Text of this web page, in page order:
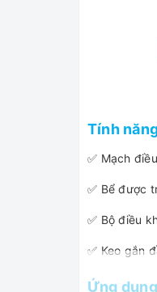
Tính
✅ Mạch
✅ Bể được
✅ Bộ điều
✅ Keo gắn
Ứng